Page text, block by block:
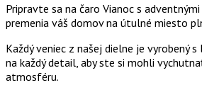
Pripravte sa na čaro Vianoc s
premenia váš domov na útulné miesto
Každý veniec z našej dielne je vyrobený
na každý detail, aby ste si mohli
atmosféru.